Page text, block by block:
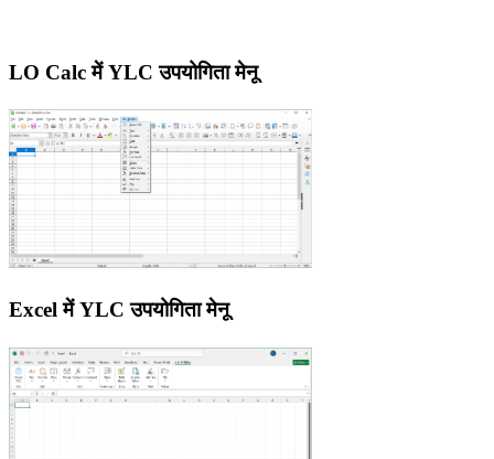
LO Calc में YLC उपयोगिता मेनू
Excel में YLC उपयोगिता मेनू